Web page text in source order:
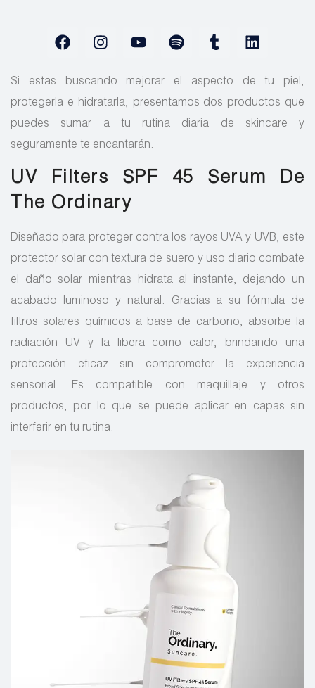
Si estas buscando mejorar el aspecto de tu piel,
protegerla e hidratarla, presentamos dos productos que
puedes sumar a tu rutina diaria de skincare y
seguramente te encantarán.
UV Filters SPF 45 Serum De
The Ordinary
Diseñado para proteger contra los rayos UVA y UVB, este
protector solar con textura de suero y uso diario combate
el daño solar mientras hidrata al instante, dejando un
acabado luminoso y natural. Gracias a su fórmula de
filtros solares químicos a base de carbono, absorbe la
radiación UV y la libera como calor, brindando una
protección eficaz sin comprometer la experiencia
sensorial. Es compatible con maquillaje y otros
productos, por lo que se puede aplicar en capas sin
interferir en tu rutina.